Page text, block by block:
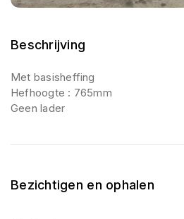
Beschrijving
Met basisheffing
Hefhoogte : 765mm
Geen lader
Bezichtigen en ophalen